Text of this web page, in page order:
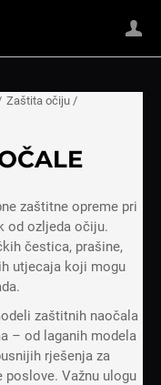
Zaštita očiju /
zaštitne opreme pri
od ozljeda očiju.
čestica, prašine,
utjecaja koji mogu
zaštitnih naočala
– od laganih modela
rješenja za
Važnu ulogu